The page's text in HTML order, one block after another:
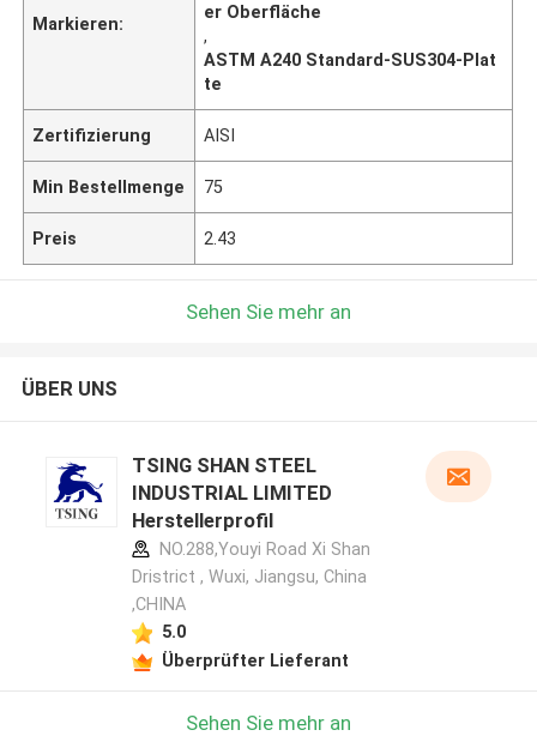
Markieren:
er Oberfläche
,
ASTM A240 Standard-SUS304-Plat
te
Zertifizierung AISI
Min Bestellmenge 75
Preis 2.43
Sehen Sie mehr an
ÜBER UNS
TSING SHAN STEEL
INDUSTRIAL LIMITED
Herstellerprofil
NO.288,Youyi Road Xi Shan
Dristrict , Wuxi, Jiangsu, China
,CHINA
5.0
Überprüfter Lieferant
Sehen Sie mehr an